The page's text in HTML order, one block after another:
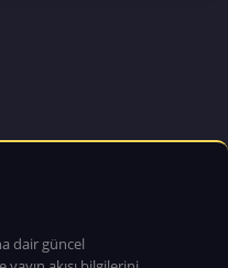
dair güncel